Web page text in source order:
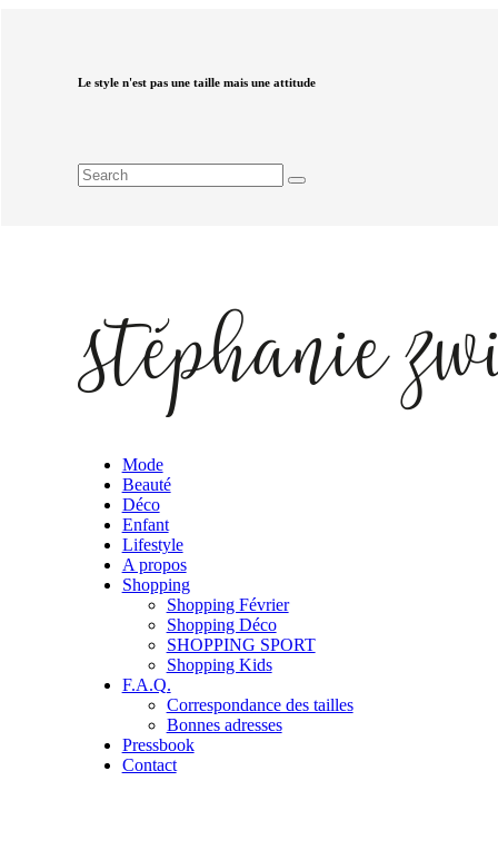
Le style n'est pas une taille mais une attitude
Mode
Beauté
Déco
Enfant
Lifestyle
A propos
Shopping
Shopping Février
Shopping Déco
SHOPPING SPORT
Shopping Kids
F.A.Q.
Correspondance des tailles
Bonnes adresses
Pressbook
Contact